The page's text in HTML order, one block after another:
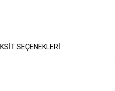
SEÇENEKLERİ